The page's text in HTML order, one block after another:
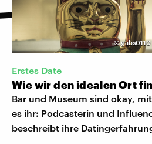
©
Erstes Date
Wie wir den idealen Ort
Bar und Museum sind okay,
es ihr: Podcasterin und
beschreibt ihre